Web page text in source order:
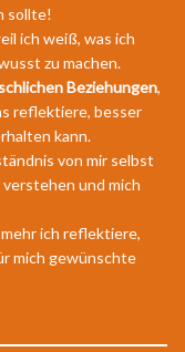
sollte!
ich weiß, was ich
zu machen.
Beziehungen,
reflektiere, besser
kann.
von mir selbst
und mich
mehr ich reflektiere,
mich gewünschte